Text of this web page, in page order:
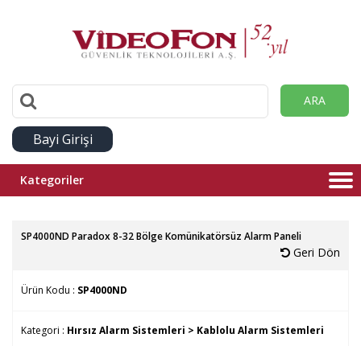
ARA
Bayi Girişi
Kategoriler
SP4000ND Paradox 8-32 Bölge Komünikatörsüz Alarm Paneli
Geri Dön
Ürün Kodu : SP4000ND
Kategori : Hırsız Alarm Sistemleri > Kablolu Alarm Sistemleri